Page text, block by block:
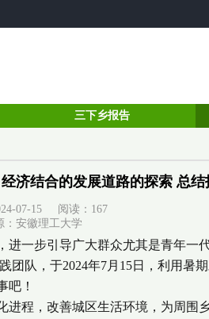
三下乡报告
济结合的发展道路的探索 总结
07-15 阅读： 167
：安徽理工大学
一步引导广大群众尤其是青年一
队，于2024年7月15日，利用暑
吧！
程，改善城区生活环境，为周围